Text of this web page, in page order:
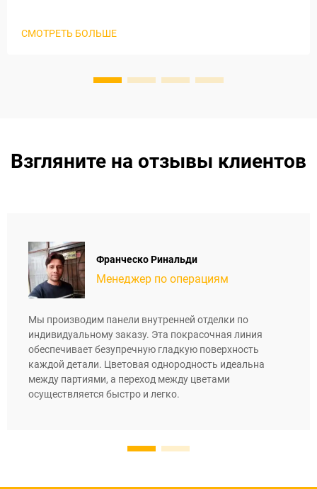
СМОТРЕТЬ БОЛЬШЕ
Взгляните на отзывы клиентов
Франческо Ринальди
Менеджер по операциям
Мы производим панели внутренней отделки по
индивидуальному заказу. Эта покрасочная линия
обеспечивает безупречную гладкую поверхность
каждой детали. Цветовая однородность идеальна
между партиями, а переход между цветами
осуществляется быстро и легко.